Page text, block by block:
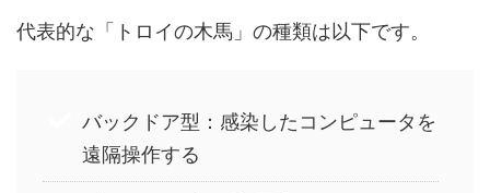
代表的な「トロイの木馬」の種類は以下です。
バックドア型：感染したコンピュータを
遠隔操作する